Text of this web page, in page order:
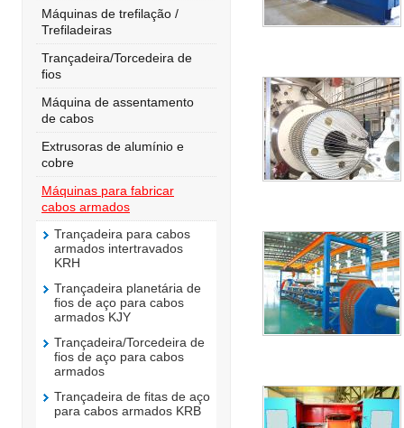
Máquinas de trefilação /
Trefiladeiras
Trançadeira/Torcedeira de
fios
Máquina de assentamento
de cabos
Extrusoras de alumínio e
cobre
Máquinas para fabricar
cabos armados
Trançadeira para cabos
armados intertravados
KRH
Trançadeira planetária de
fios de aço para cabos
armados KJY
Trançadeira/Torcedeira de
fios de aço para cabos
armados
Trançadeira de fitas de aço
para cabos armados KRB